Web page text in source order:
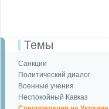
Темы
Санкции
Политический диалог
Военные учения
Неспокойный Кавказ